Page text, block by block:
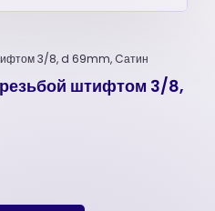
3/8, d 69mm, Cатин
штифтом 3/8,